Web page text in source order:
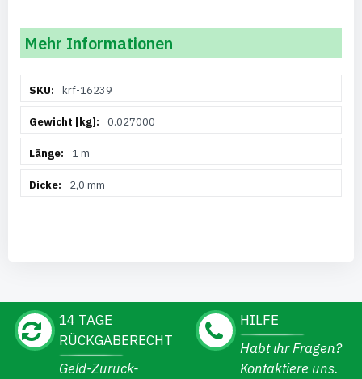
Mehr Informationen
Informationen
krf-16239
0.027000
1 m
2,0 mm
14 TAGE
RÜCKGABERECHT
Geld-Zurück-
HILFE
Habt ihr Fragen?
Kontaktiere uns.